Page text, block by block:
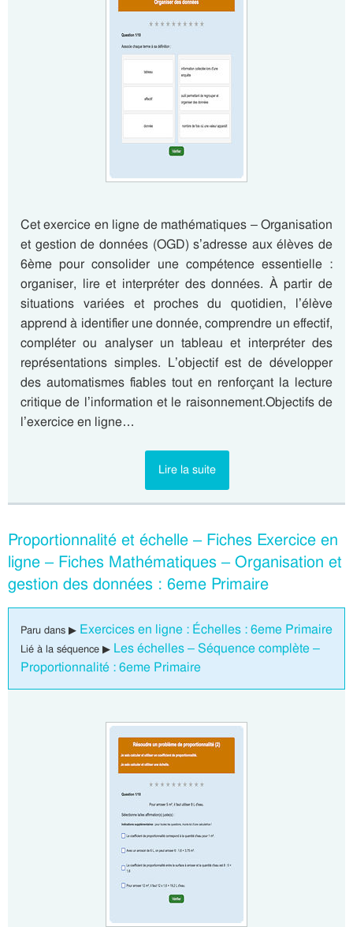
Cet exercice en ligne de mathématiques – Organisation
et gestion de données (OGD) s’adresse aux élèves de
6ème pour consolider une compétence essentielle :
organiser, lire et interpréter des données. À partir de
situations variées et proches du quotidien, l’élève
apprend à identifier une donnée, comprendre un effectif,
compléter ou analyser un tableau et interpréter des
représentations simples. L’objectif est de développer
des automatismes fiables tout en renforçant la lecture
critique de l’information et le raisonnement.Objectifs de
l’exercice en ligne…
Lire la suite
Proportionnalité et échelle – Fiches Exercice en
ligne – Fiches Mathématiques – Organisation et
gestion des données : 6eme Primaire
Paru dans ▶ Exercices en ligne : Échelles : 6eme Primaire
Lié à la séquence ▶ Les échelles – Séquence complète –
Proportionnalité : 6eme Primaire